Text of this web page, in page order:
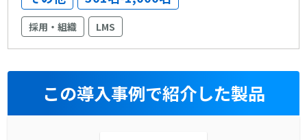
採用・組織 LMS
この導入事例で紹介した製品